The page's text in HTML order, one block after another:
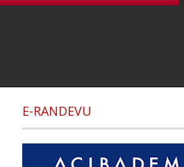
E-RANDEVU